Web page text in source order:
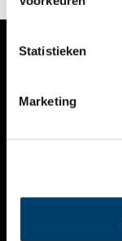
Statistieken
Marketing
NIEUWS
KALENDER
ACTIVITEITEN